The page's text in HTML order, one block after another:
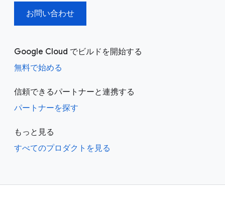
お問い合わせ
Google Cloud でビルドを開始する
無料で始める
信頼できるパートナーと連携する
パートナーを探す
もっと見る
すべてのプロダクトを見る